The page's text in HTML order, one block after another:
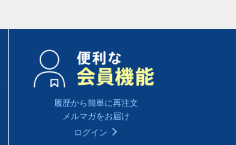
履歴から簡単に再注文
メルマガをお届け
ログイン